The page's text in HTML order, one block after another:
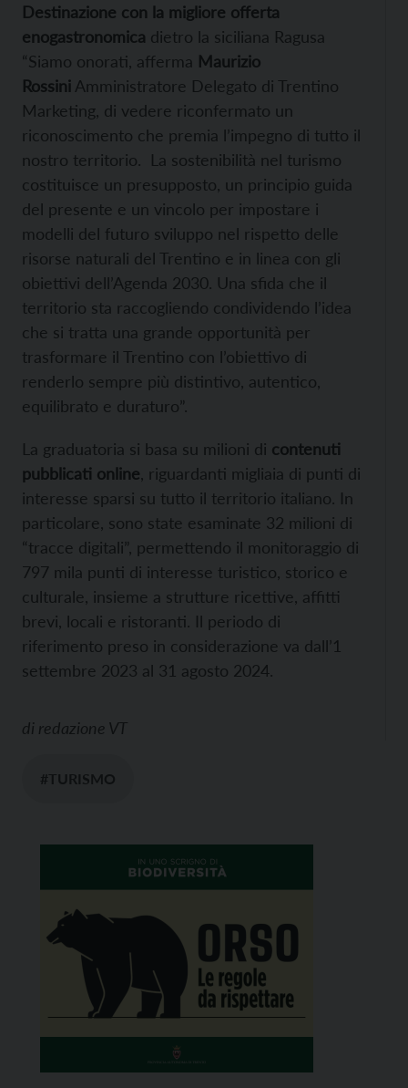
Destinazione con la migliore offerta
enogastronomica dietro la siciliana Ragusa
“Siamo onorati, afferma Maurizio
Rossini Amministratore Delegato di Trentino
Marketing, di vedere riconfermato un
riconoscimento che premia l’impegno di tutto il
nostro territorio. La sostenibilità nel turismo
costituisce un presupposto, un principio guida
del presente e un vincolo per impostare i
modelli del futuro sviluppo nel rispetto delle
risorse naturali del Trentino e in linea con gli
obiettivi dell’Agenda 2030. Una sfida che il
territorio sta raccogliendo condividendo l’idea
che si tratta una grande opportunità per
trasformare il Trentino con l’obiettivo di
renderlo sempre più distintivo, autentico,
equilibrato e duraturo”.
La graduatoria si basa su milioni di contenuti
pubblicati online , riguardanti migliaia di punti di
interesse sparsi su tutto il territorio italiano. In
particolare, sono state esaminate 32 milioni di
“tracce digitali”, permettendo il monitoraggio di
797 mila punti di interesse turistico, storico e
culturale, insieme a strutture ricettive, affitti
brevi, locali e ristoranti. Il periodo di
riferimento preso in considerazione va dall’1
settembre 2023 al 31 agosto 2024.
di redazione VT
#TURISMO